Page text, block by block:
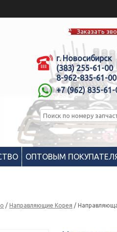
Заказать
г. Новосибирск
(383) 255-61-00
8-962-835-61-00
+7 (962) 835-61-
ОПТОВЫМ
/Направляющие Корея /